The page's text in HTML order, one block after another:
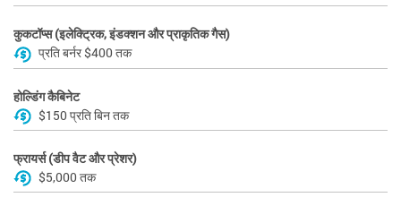
कुकटॉप्स (इलेक्ट्रिक, इंडक्शन और प्राकृतिक गैस)
प्रति बर्नर $400 तक
होल्डिंग कैबिनेट
$150 प्रति बिन तक
फ्रायर्स (डीप वैट और प्रेशर)
$5,000 तक